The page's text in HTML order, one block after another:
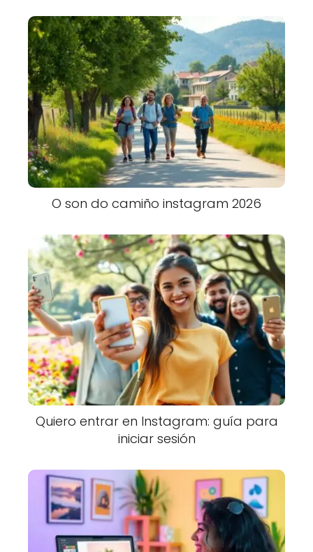
O son do camiño instagram 2026
Quiero entrar en Instagram: guía para
iniciar sesión